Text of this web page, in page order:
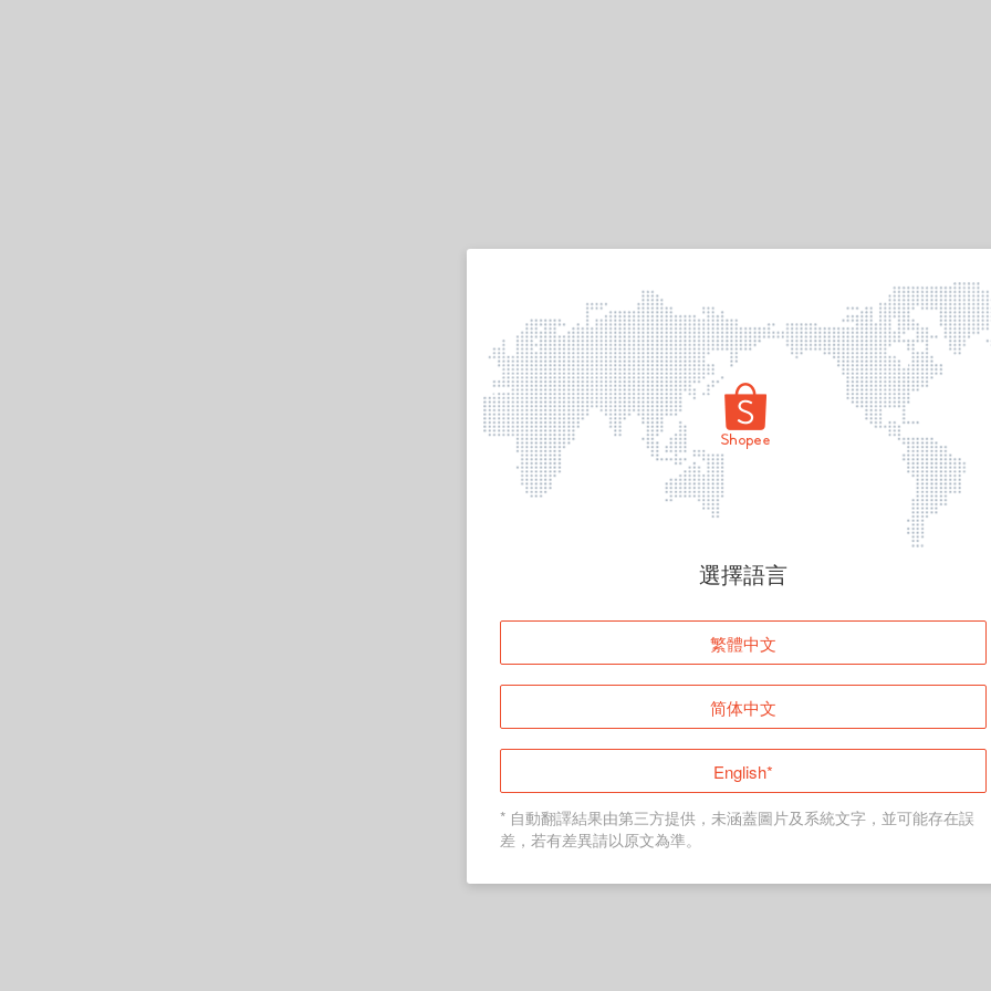
頁面無法顯示
登入
返回首頁
選擇語言
繁體中文
简体中文
English*
* 自動翻譯結果由第三方提供，未涵蓋圖片及系統文字，並可能存在誤
差，若有差異請以原文為準。